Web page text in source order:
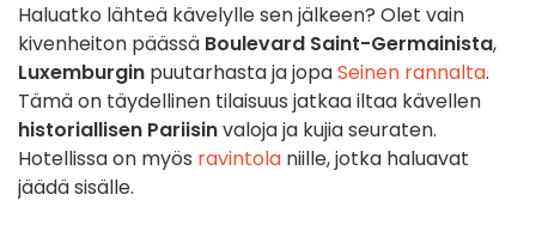
Haluatko lähteä kävelylle sen jälkeen? Olet vain
kivenheiton päässä Boulevard Saint-Germainista,
Luxemburgin puutarhasta ja jopaSeinen rannalta.
Tämä on täydellinen tilaisuus jatkaa iltaa kävellen
historiallisen Pariisinvaloja ja kujia seuraten.
Hotellissa on myös ravintola niille, jotka haluavat
jäädä sisälle.